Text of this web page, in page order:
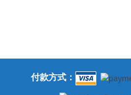
付款方式：